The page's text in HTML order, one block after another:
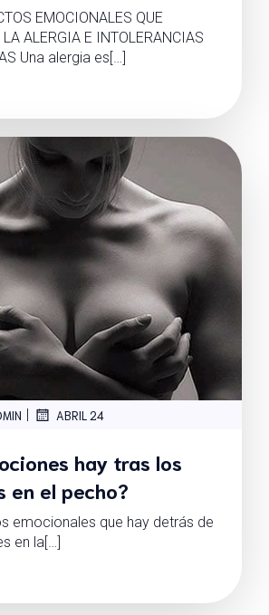
EMOCIONALES QUE
LA ALERGIA E INTOLERANCIAS
Una alergia es[…]
| ABRIL 24
hay tras los
en el pecho?
emocionales que hay detrás de
en la[…]